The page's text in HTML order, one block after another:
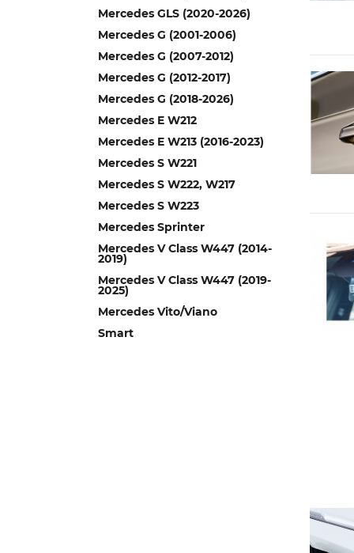
Mercedes GLS (2020-2026)
Mercedes G (2001-2006)
Mercedes G (2007-2012)
Mercedes G (2012-2017)
Mercedes G (2018-2026)
Mercedes E W212
Mercedes E W213 (2016-2023)
Mercedes S W221
Mercedes S W222, W217
Mercedes S W223
Mercedes Sprinter
Mercedes V Class W447 (2014-
2019)
Mercedes V Class W447 (2019-
2025)
Mercedes Vito/Viano
Smart